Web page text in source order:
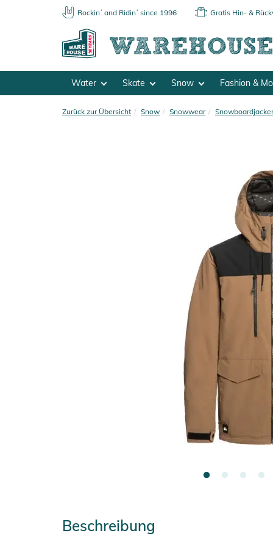
Rockin´ and Ridin´ since 1996 Gratis Hin- &
Water Skate Snow Fashion &
Zurück zur Übersicht Snow Snowwear
Beschreibung